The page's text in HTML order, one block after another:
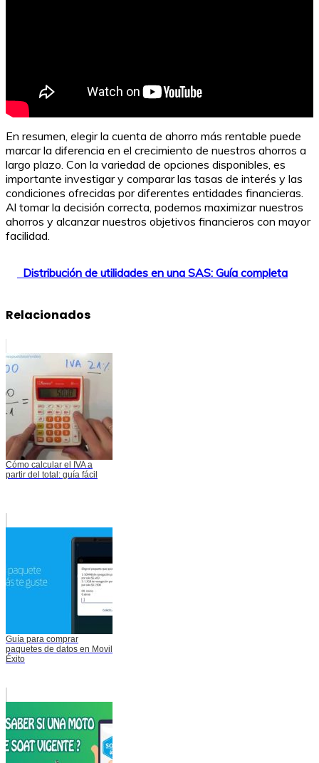
En resumen, elegir la cuenta de ahorro más rentable puede
marcar la diferencia en el crecimiento de nuestros ahorros a
largo plazo. Con la variedad de opciones disponibles, es
importante investigar y comparar las tasas de interés y las
condiciones ofrecidas por diferentes entidades financieras.
Al tomar la decisión correcta, podemos maximizar nuestros
ahorros y alcanzar nuestros objetivos financieros con mayor
facilidad.
Distribución de utilidades en una SAS: Guía completa
Relacionados
Cómo calcular el IVA a
partir del total: guía fácil
Guía para comprar
paquetes de datos en Movil
Éxito